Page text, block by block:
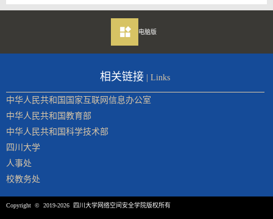
电脑版
相关链接 | Links
中华人民共和国国家互联网信息办公室
中华人民共和国教育部
中华人民共和国科学技术部
四川大学
人事处
校教务处
Copyright © 2019-2026 四川大学网络空间安全学院版权所有